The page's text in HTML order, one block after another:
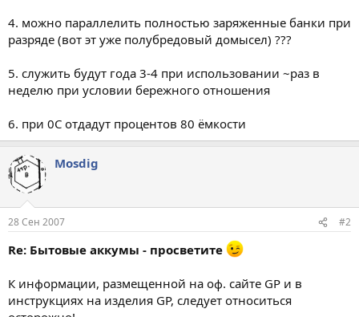
4. можно параллелить полностью заряженные банки при
разряде (вот эт уже полубредовый домысел) ???
5. служить будут года 3-4 при использовании ~раз в
неделю при условии бережного отношения
6. при 0С отдадут процентов 80 ёмкости
Mosdig
28 Сен 2007 #2
Re: Бытовые аккумы - просветите
К информации, размещенной на оф. сайте GP и в
инструкциях на изделия GP, следует относиться